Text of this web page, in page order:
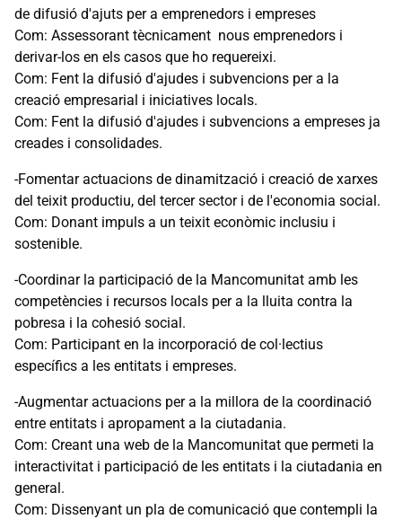
de difusió d'ajuts per a emprenedors i empreses
Com: Assessorant tècnicament nous emprenedors i
derivar-los en els casos que ho requereixi.
Com: Fent la difusió d'ajudes i subvencions per a la
creació empresarial i iniciatives locals.
Com: Fent la difusió d'ajudes i subvencions a empreses ja
creades i consolidades.
-Fomentar actuacions de dinamització i creació de xarxes
del teixit productiu, del tercer sector i de l'economia social.
Com: Donant impuls a un teixit econòmic inclusiu i
sostenible.
-Coordinar la participació de la Mancomunitat amb les
competències i recursos locals per a la lluita contra la
pobresa i la cohesió social.
Com: Participant en la incorporació de col·lectius
específics a les entitats i empreses.
-Augmentar actuacions per a la millora de la coordinació
entre entitats i apropament a la ciutadania.
Com: Creant una web de la Mancomunitat que permeti la
interactivitat i participació de les entitats i la ciutadania en
general.
Com: Dissenyant un pla de comunicació que contempli la